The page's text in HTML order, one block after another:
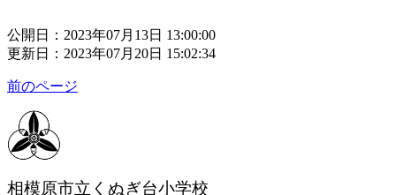
公開日：2023年07月13日 13:00:00
更新日：2023年07月20日 15:02:34
前のページ
相模原市立くぬぎ台小学校